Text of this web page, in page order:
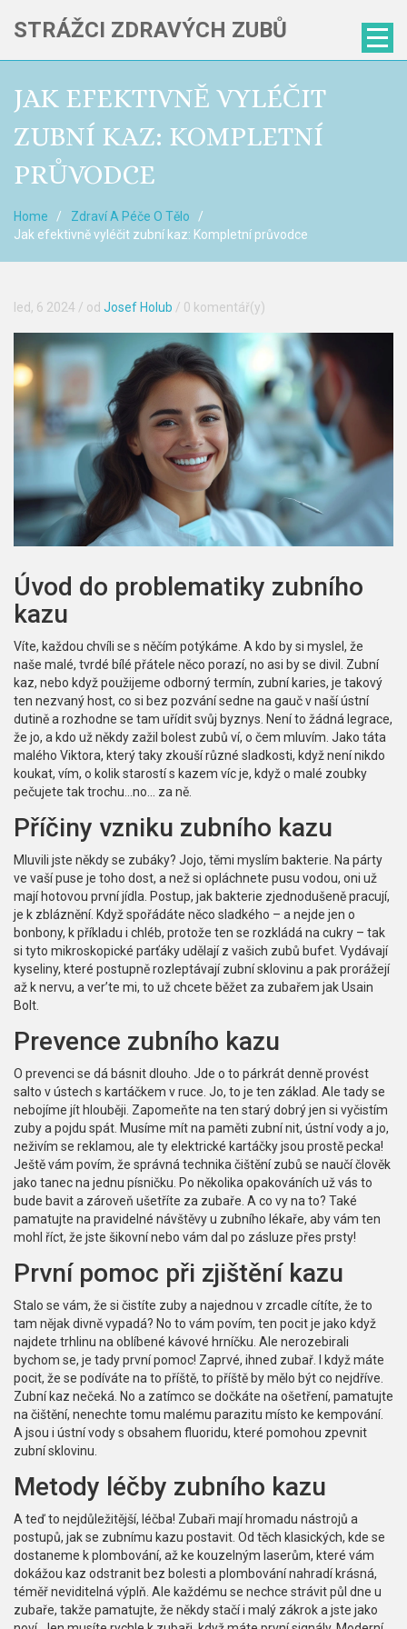
STRÁŽCI ZDRAVÝCH ZUBŮ
JAK EFEKTIVNĚ VYLÉČIT
ZUBNÍ KAZ: KOMPLETNÍ
PRŮVODCE
Home
Zdraví A Péče O Tělo
Jak efektivně vyléčit zubní kaz: Kompletní průvodce
led, 6 2024 / od Josef Holub / 0 komentář(y)
Úvod do problematiky zubního
kazu
Víte, každou chvíli se s něčím potýkáme. A kdo by si myslel, že
naše malé, tvrdé bílé přátele něco porazí, no asi by se divil. Zubní
kaz, nebo když použijeme odborný termín, zubní karies, je takový
ten nezvaný host, co si bez pozvání sedne na gauč v naší ústní
dutině a rozhodne se tam uřídit svůj byznys. Není to žádná legrace,
že jo, a kdo už někdy zažil bolest zubů ví, o čem mluvím. Jako táta
malého Viktora, který taky zkouší různé sladkosti, když není nikdo
koukat, vím, o kolik starostí s kazem víc je, když o malé zoubky
pečujete tak trochu...no... za ně.
Příčiny vzniku zubního kazu
Mluvili jste někdy se zubáky? Jojo, těmi myslím bakterie. Na párty
ve vaší puse je toho dost, a než si opláchnete pusu vodou, oni už
mají hotovou první jídla. Postup, jak bakterie zjednodušeně pracují,
je k zbláznění. Když spořádáte něco sladkého – a nejde jen o
bonbony, k příkladu i chléb, protože ten se rozkládá na cukry – tak
si tyto mikroskopické parťáky udělají z vašich zubů bufet. Vydávají
kyseliny, které postupně rozleptávají zubní sklovinu a pak prorážejí
až k nervu, a ver’te mi, to už chcete běžet za zubařem jak Usain
Bolt.
Prevence zubního kazu
O prevenci se dá básnit dlouho. Jde o to párkrát denně provést
salto v ústech s kartáčkem v ruce. Jo, to je ten základ. Ale tady se
nebojíme jít hlouběji. Zapomeňte na ten starý dobrý jen si vyčistím
zuby a pojdu spát. Musíme mít na paměti zubní nit, ústní vody a jo,
neživím se reklamou, ale ty elektrické kartáčky jsou prostě pecka!
Ještě vám povím, že správná technika čištění zubů se naučí člověk
jako tanec na jednu písničku. Po několika opakováních už vás to
bude bavit a zároveň ušetříte za zubaře. A co vy na to? Také
pamatujte na pravidelné návštěvy u zubního lékaře, aby vám ten
mohl říct, že jste šikovní nebo vám dal po zásluze přes prsty!
První pomoc při zjištění kazu
Stalo se vám, že si čistíte zuby a najednou v zrcadle cítíte, že to
tam nějak divně vypadá? No to vám povím, ten pocit je jako když
najdete trhlinu na oblíbené kávové hrníčku. Ale nerozebirali
bychom se, je tady první pomoc! Zaprvé, ihned zubař. I když máte
pocit, že se podíváte na to příště, to příště by mělo být co nejdříve.
Zubní kaz nečeká. No a zatímco se dočkáte na ošetření, pamatujte
na čištění, nenechte tomu malému parazitu místo ke kempování.
A jsou i ústní vody s obsahem fluoridu, které pomohou zpevnit
zubní sklovinu.
Metody léčby zubního kazu
A teď to nejdůležitější, léčba! Zubaři mají hromadu nástrojů a
postupů, jak se zubnímu kazu postavit. Od těch klasických, kde se
dostaneme k plombování, až ke kouzelným laserům, které vám
dokážou kaz odstranit bez bolesti a plombování nahradí krásná,
téměř neviditelná výplň. Ale každému se nechce strávit půl dne u
zubaře, takže pamatujte, že někdy stačí i malý zákrok a jste jako